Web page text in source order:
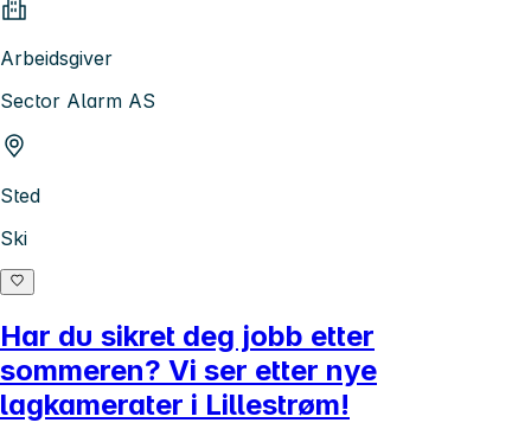
Arbeidsgiver
Sector Alarm AS
Sted
Ski
Har du sikret deg jobb etter
sommeren? Vi ser etter nye
lagkamerater i Lillestrøm!